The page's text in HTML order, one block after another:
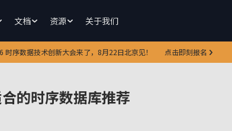
文档 资源 关于我们
时序数据技术创新大会来了，8月22日北京见！ 点击即刻报名
的时序数据库推荐